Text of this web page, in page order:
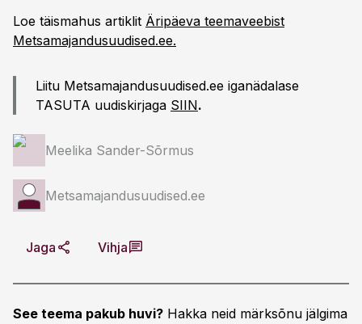
Loe täismahus artiklit Äripäeva teemaveebist
Metsamajandusuudised.ee.
Liitu Metsamajandusuudised.ee iganädalase
TASUTA uudiskirjaga SIIN.
Meelika Sander-Sõrmus
Metsamajandusuudised.ee
Jaga Vihja
See teema pakub huvi? Hakka neid märksõnu jälgima